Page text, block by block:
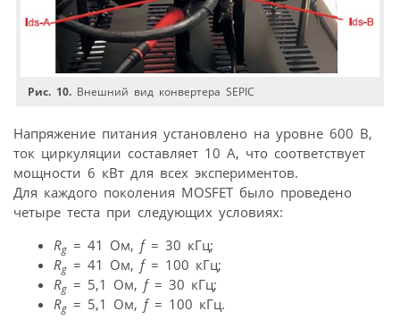
Рис. 10. Внешний вид конвертера SEPIC
Напряжение питания установлено на уровне 600 В,
ток циркуляции составляет 10 А, что соответствует
мощности 6 кВт для всех экспериментов.
Для каждого поколения MOSFET было проведено
четыре теста при следующих условиях:
Rg = 41 Ом, f= 30 кГц;
Rg = 41 Ом, f= 100 кГц;
Rg = 5,1 Ом, f= 30 кГц;
Rg = 5,1 Ом, f= 100 кГц.